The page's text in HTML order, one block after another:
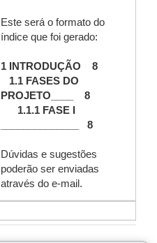
Este será o formato do
índice que foi gerado:
1 INTRODUÇÃO 8
1.1 FASES DO
PROJETO____ 8
1.1.1 FASE I
______________ 8
Dúvidas e sugestões
poderão ser enviadas
através do e-mail.